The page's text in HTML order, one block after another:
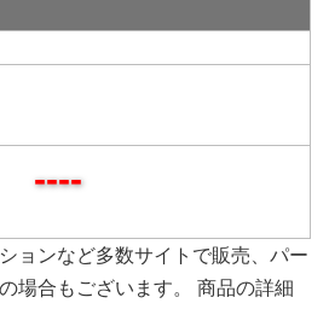
----
ョンなど多数サイトで販売、パー
場合もございます。 商品の詳細